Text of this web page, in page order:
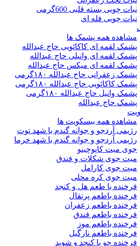
نبات چوبی بسته قلبی 600گرمی
نبات چوبی فله ای
مشاهده همه پشمک ها
پشمک لقمه ای کاکائویی حاج عبدالله
پشمک لقمه ای وانیلی حاج عبدالله
پشمک لقمه ای میکس حاج عبدالله
پشمک زعفرانی حاج عبدالله ۱۸۰گرمی
پشمک کاکائویی حاج عبدالله ۱۸۰گرمی
پشمک وانیل حاج عبدالله ۱۸۰گرمی
پشمک حاج عبدالله
مشاهده همه بیسکویت ها
رژیمی آردجو و جوانه گندم با شهد توت
رژیمی آردجو و جوانه گندم با شهد خرما
جوی میت کاپوچینو
میت جوی شکلات و فندق
میت جوی کارامل
میت جوی کره محلی
فرخنده با طعم هل و کنجد
فرخنده باطعم پرتقال
فرخنده باطعم زعفران
فرخنده باطعم فندق
فرخنده باطعم موز
فرخنده باطعم نارگیل
فرخنده جو با کنجد و شوید